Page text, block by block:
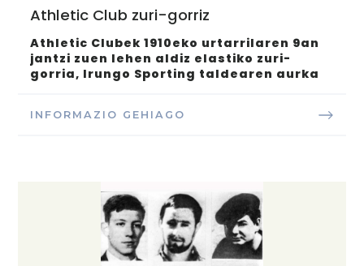
Athletic Club zuri-gorriz
Athletic Clubek 1910eko urtarrilaren 9an
jantzi zuen lehen aldiz elastiko zuri-
gorria, Irungo Sporting taldearen aurka
INFORMAZIO GEHIAGO